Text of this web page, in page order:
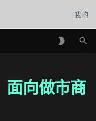
我的
面向做市商